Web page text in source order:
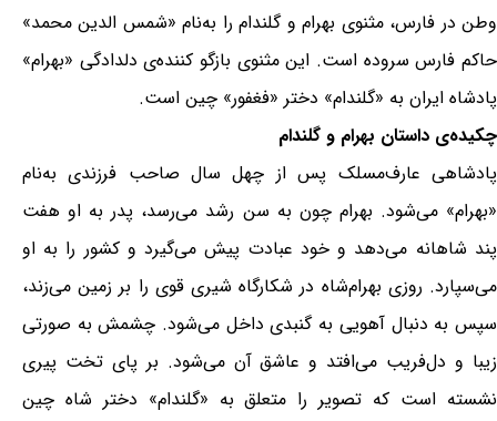
وطن در فارس، مثنوی بهرام و گلندام را به‌نام «شمس الدین محمد»
حاکم فارس سروده است. این مثنوی بازگو کننده‌ی دلدادگی «بهرام»
پادشاه ایران به «گلندام» دختر «فغفور» چین است.
چکیده‌ی داستان بهرام و گلندام
پادشاهی عارف‌مسلک پس از چهل سال صاحب فرزندی به‌نام
«بهرام» می‌شود. بهرام چون به سن رشد می‌رسد، پدر به او هفت
پند شاهانه می‌دهد و خود عبادت پیش می‌گیرد و کشور را به او
می‌سپارد. روزی بهرام‌شاه در شکارگاه شیری قوی را بر زمین می‌زند،
سپس به دنبال آهویی به گنبدی داخل می‌شود. چشمش به صورتی
زیبا و دل‌فریب می‌افتد و عاشق آن می‌شود. بر پای تخت پیری
نشسته است که تصویر را متعلق به «گلندام» دختر شاه چین